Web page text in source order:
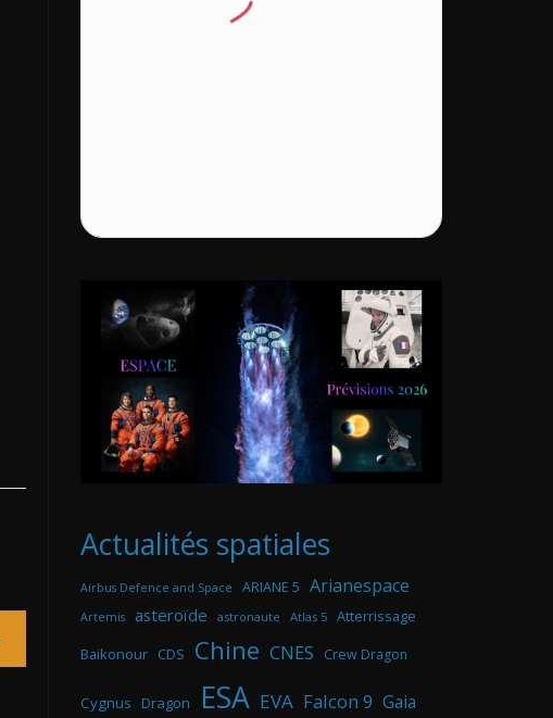
Actualités spatiales
Airbus Defence and Space ARIANE 5 Arianespace
Artemis asteroïde astronaute Atlas 5 Atterrissage
Baikonour CDS Chine CNES Crew Dragon
Cygnus Dragon ESA EVA Falcon 9 Gaia